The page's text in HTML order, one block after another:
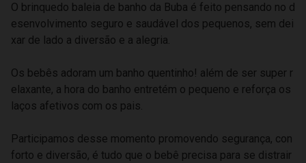
O brinquedo baleia de banho da Buba é feito pensando no d
esenvolvimento seguro e saudável dos pequenos, sem dei
xar de lado a diversão e a alegria.
Os bebês adoram um banho quentinho! além de ser super r
elaxante, a hora do banho entretém o pequeno e reforça os
laços afetivos com os pais.
Participamos desse momento promovendo segurança, con
forto e diversão, é tudo que o bebê precisa para se distrair